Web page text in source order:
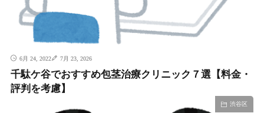
6月 24, 2022 7月 23, 2026
千駄ケ谷でおすすめ包茎治療クリニック７選【料金・
評判を考慮】
渋谷区